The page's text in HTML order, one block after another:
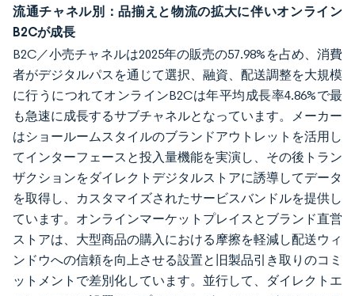
流通チャネル別：品揃えと物流の拡大に伴いオンライン
B2Cが成長
B2C／小売チャネルは2025年の販売の57.98%を占め、消費
者がデジタルパスを通じて選択、融資、配送調整を大規模
に行うにつれてオンラインB2Cは年平均成長率4.86%で最
も急速に成長するサブチャネルとなっています。メーカー
はショールームスタイルのブランドアウトレットを活用し
てインターフェースと投入量機能を実演し、その後トラン
ザクションをダイレクトデジタルストアに誘導してデータ
を取得し、カスタマイズされたサービスバンドルを提供し
ています。オンラインマーケットプレイスとブランド直営
ストアは、大型商品の購入における摩擦を軽減し配送ウィ
ンドウへの信頼を向上させる設置と旧製品引き取りのコミ
ットメントで差別化しています。並行して、ダイレクトエ